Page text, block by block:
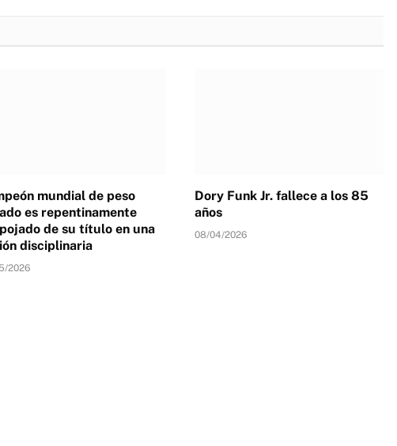
mundial de peso
es repentinamente
de su título en una
disciplinaria
2026
Dory Funk Jr. fallece a los 85
años
08/04/2026